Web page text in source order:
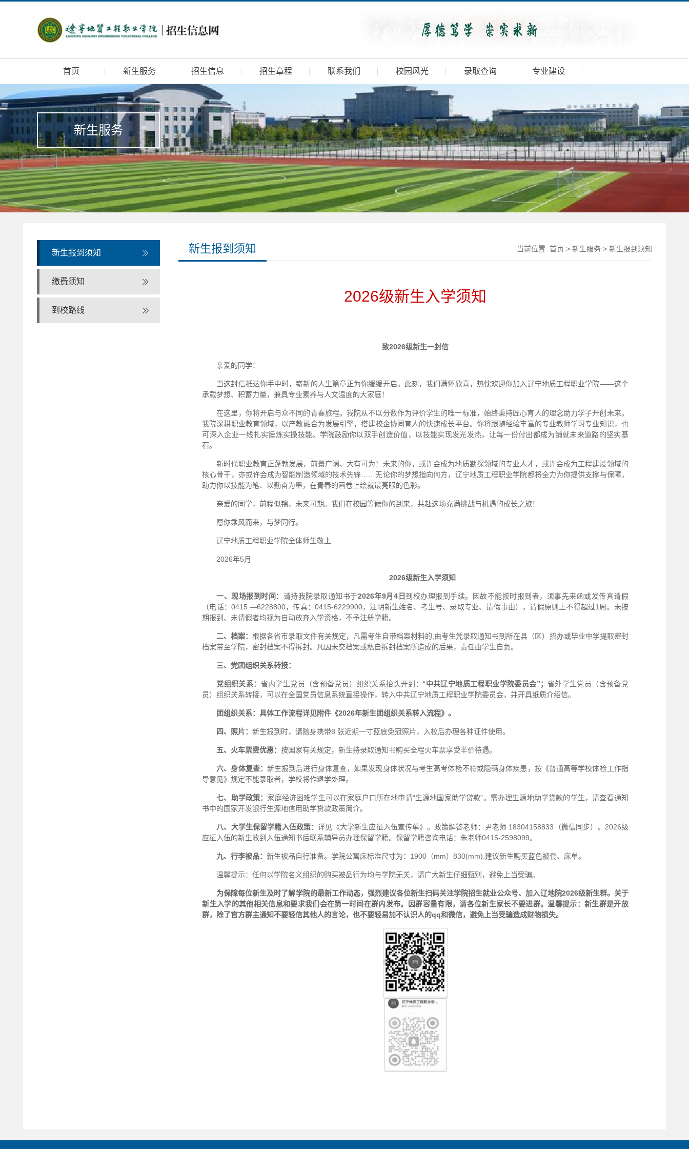
首页 新生服务 招生信息 招生章程 联系我们 校园风光 录取查询 专业建设
新生服务
新生报到须知
缴费须知
到校路线
新生报到须知 当前位置: 首页 > 新生服务 > 新生报到须知
2026级新生入学须知
致2026级新生一封信
亲爱的同学：
当这封信抵达你手中时，崭新的人生篇章正为你缓缓开启。此刻，我们满怀欣喜，热忱欢迎你加入辽宁地质工程职业学院——这个
承载梦想、积蓄力量，兼具专业素养与人文温度的大家庭！
在这里，你将开启与众不同的青春旅程。我院从不以分数作为评价学生的唯一标准，始终秉持匠心育人的理念助力学子开创未来。
我院深耕职业教育领域，以产教融合为发展引擎，搭建校企协同育人的快速成长平台。你将跟随经验丰富的专业教师学习专业知识，也
可深入企业一线扎实锤炼实操技能。学院鼓励你以双手创造价值，以技能实现发光发热，让每一份付出都成为铺就未来道路的坚实基
石。
新时代职业教育正蓬勃发展，前景广阔、大有可为！未来的你，或许会成为地质勘探领域的专业人才，或许会成为工程建设领域的
核心骨干，亦或许会成为智能制造领域的技术先锋……无论你的梦想指向何方，辽宁地质工程职业学院都将全力为你提供支撑与保障，
助力你以技能为笔、以勤奋为墨，在青春的画卷上绘就最亮眼的色彩。
亲爱的同学，前程似锦，未来可期。我们在校园等候你的到来，共赴这场充满挑战与机遇的成长之旅！
愿你乘风而来，与梦同行。
辽宁地质工程职业学院全体师生敬上
2026年5月
2026级新生入学须知
一、现场报到时间： 请持我院录取通知书于2026年9月 4日 到校办理报到手续。因故不能按时报到者，须事先来函或发传真请假
（电话：0415 —6228800，传真：0415-6229900，注明新生姓名、考生号、录取专业、请假事由），请假原则上不得超过1周。未按
期报到、未请假者均视为自动放弃入学资格，不予注册学籍。
二、档案：根据各省市录取文件有关规定，凡需考生自带档案材料的,由考生凭录取通知书到所在县（区）招办或毕业中学提取密封
档案带至学院，密封档案不得拆封。凡因未交档案或私自拆封档案所造成的后果，责任由学生自负。
三、党团组织关系转接：
党组织关系： 省内学生党员（含预备党员）组织关系抬头开到：“中共辽宁地质工程职业学院委员会”； 省外学生党员（含预备党
员）组织关系转接，可以在全国党员信息系统直接操作，转入中共辽宁地质工程职业学院委员会，并开具纸质介绍信。
团组织关系：具体工作流程详见附件《2026年新生团组织关系转入流程》。
四、照片：新生报到时，请随身携带8 张近期一寸蓝底免冠照片，入校后办理各种证件使用。
五、火车票费优惠：按国家有关规定，新生持录取通知书购买全程火车票享受半价待遇。
六、身体复查： 新生报到后进行身体复查，如果发现身体状况与考生高考体检不符或隐瞒身体疾患，按《普通高等学校体检工作指
导意见》规定不能录取者，学校将作退学处理。
七、助学政策： 家庭经济困难学生可以在家庭户口所在地申请“生源地国家助学贷款”。需办理生源地助学贷款的学生，请查看通知
书中的国家开发银行生源地信用助学贷款政策简介。
八、大学生保留学籍入伍政策：详见《大学新生应征入伍宣传单》。政策解答老师：尹老师 18304158833（微信同步）。2026级
应征入伍的新生收到入伍通知书后联系辅导员办理保留学籍。保留学籍咨询电话：朱老师0415-2598099。
九、行李被品：新生被品自行准备。学院公寓床标准尺寸为：1900（mm）830(mm).建议新生购买蓝色被套、床单。
温馨提示：任何以学院名义组织的购买被品行为均与学院无关，请广大新生仔细甄别，避免上当受骗。
为保障每位新生及时了解学院的最新工作动态，强烈建议各位新生扫码关注学院招生就业公众号、加入辽地院2026级新生群。关于
新生入学的其他相关信息和要求我们会在第一时间在群内发布。 因群容量有限，请各位新生家长不要进群。温馨提示：新生群是开放
群，除了官方群主通知不要轻信其他人的言论，也不要轻易加不认识人的qq和微信，避免上当受骗造成财物损失。